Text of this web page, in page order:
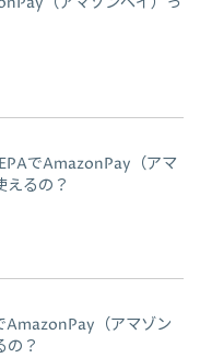
でAmazonPay（アマ
えるの？
AmazonPay（アマゾン
の？